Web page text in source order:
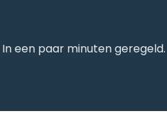
een paar minuten geregeld.